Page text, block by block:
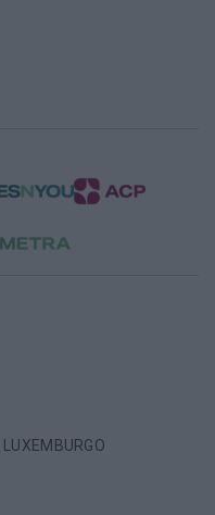
LUXEMBURGO